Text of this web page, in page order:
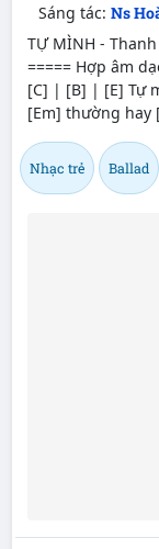
Sáng tác: Ns
TỰ MÌNH -
===== Hợp âm
[C] | [B] | [E] Tự
[Em] thường hay
Nhạc trẻ Ballad